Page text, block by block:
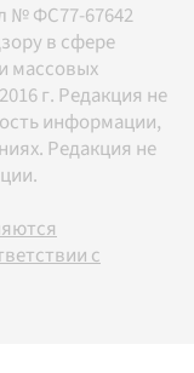
№ ФС77-67642
в сфере
массовых
г. Редакция не
информации,
Редакция не
с